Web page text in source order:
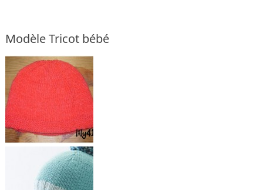
Modèle Tricot bébé